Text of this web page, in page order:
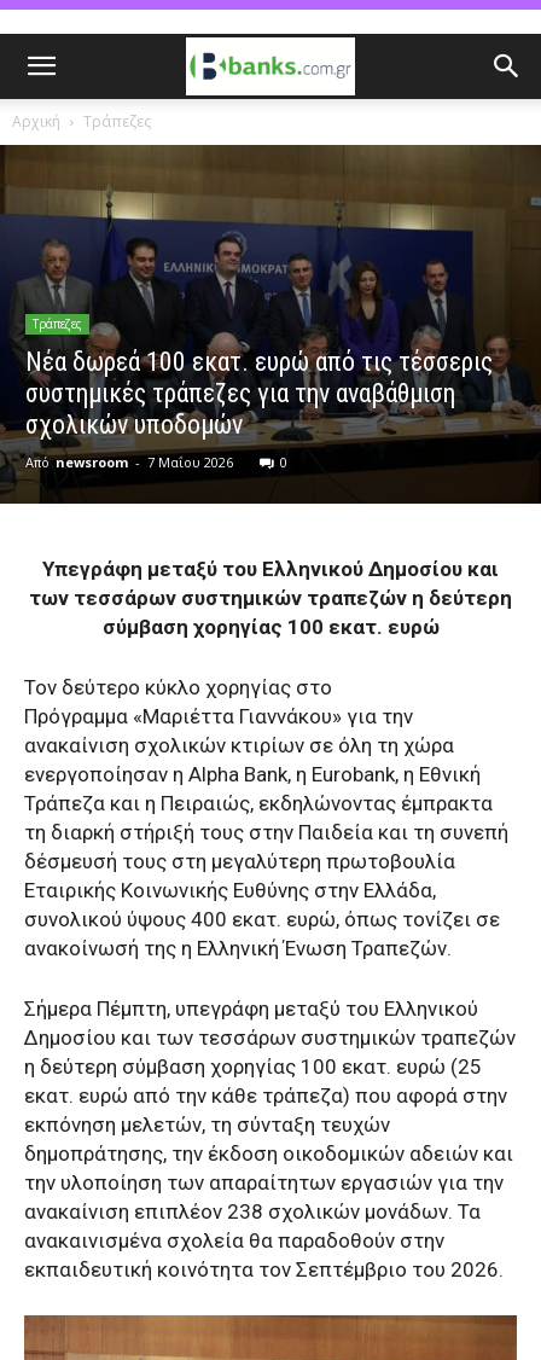
Αρχική Τράπεζες
Τράπεζες
Νέα δωρεά 100 εκατ. ευρώ από τις τέσσερις
συστημικές τράπεζες για την αναβάθμιση
σχολικών υποδομών
Από newsroom - 7 Μαΐου 2026 0
Υπεγράφη μεταξύ του Ελληνικού Δημοσίου και
των τεσσάρων συστημικών τραπεζών η δεύτερη
σύμβαση χορηγίας 100 εκατ. ευρώ
Τον δεύτερο κύκλο χορηγίας στο
Πρόγραμμα «Μαριέττα Γιαννάκου» για την
ανακαίνιση σχολικών κτιρίων σε όλη τη χώρα
ενεργοποίησαν η Alpha Bank, η Eurobank, η Εθνική
Τράπεζα και η Πειραιώς, εκδηλώνοντας έμπρακτα
τη διαρκή στήριξή τους στην Παιδεία και τη συνεπή
δέσμευσή τους στη μεγαλύτερη πρωτοβουλία
Εταιρικής Κοινωνικής Ευθύνης στην Ελλάδα,
συνολικού ύψους 400 εκατ. ευρώ, όπως τονίζει σε
ανακοίνωσή της η Ελληνική Ένωση Τραπεζών.
Σήμερα Πέμπτη, υπεγράφη μεταξύ του Ελληνικού
Δημοσίου και των τεσσάρων συστημικών τραπεζών
η δεύτερη σύμβαση χορηγίας 100 εκατ. ευρώ (25
εκατ. ευρώ από την κάθε τράπεζα) που αφορά στην
εκπόνηση μελετών, τη σύνταξη τευχών
δημοπράτησης, την έκδοση οικοδομικών αδειών και
την υλοποίηση των απαραίτητων εργασιών για την
ανακαίνιση επιπλέον 238 σχολικών μονάδων. Τα
ανακαινισμένα σχολεία θα παραδοθούν στην
εκπαιδευτική κοινότητα τον Σεπτέμβριο του 2026.